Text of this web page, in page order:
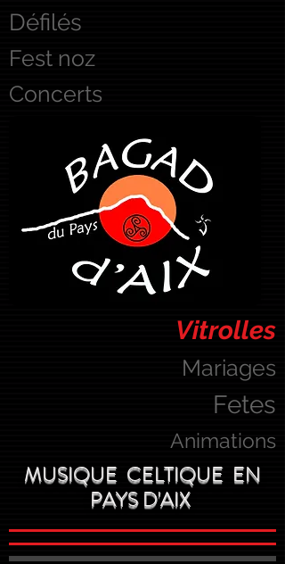
Défilés
Fest noz
Concerts
Vitrolles
Mariages
Fetes
Animations
MUSIQUE CELTIQUE EN
PAYS D'AIX